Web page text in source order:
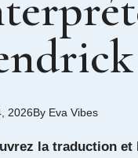
2026By Eva Vibes
la traduction et